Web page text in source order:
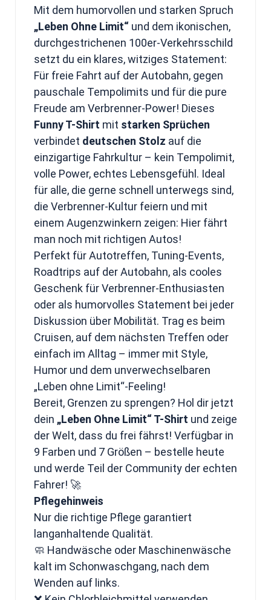
Mit dem humorvollen und starken Spruch
„Leben Ohne Limit“ und dem ikonischen,
durchgestrichenen 100er-Verkehrsschild
setzt du ein klares, witziges Statement:
Für freie Fahrt auf der Autobahn, gegen
pauschale Tempolimits und für die pure
Freude am Verbrenner-Power! Dieses
Funny T-Shirt mit starken Sprüchen
verbindet deutschen Stolz auf die
einzigartige Fahrkultur – kein Tempolimit,
volle Power, echtes Lebensgefühl. Ideal
für alle, die gerne schnell unterwegs sind,
die Verbrenner-Kultur feiern und mit
einem Augenzwinkern zeigen: Hier fährt
man noch mit richtigen Autos!
Perfekt für Autotreffen, Tuning-Events,
Roadtrips auf der Autobahn, als cooles
Geschenk für Verbrenner-Enthusiasten
oder als humorvolles Statement bei jeder
Diskussion über Mobilität. Trag es beim
Cruisen, auf dem nächsten Treffen oder
einfach im Alltag – immer mit Style,
Humor und dem unverwechselbaren
„Leben ohne Limit“-Feeling!
Bereit, Grenzen zu sprengen? Hol dir jetzt
dein „Leben Ohne Limit“ T-Shirt und zeige
der Welt, dass du frei fährst! Verfügbar in
9 Farben und 7 Größen – bestelle heute
und werde Teil der Community der echten
Fahrer! 🚀
Pflegehinweis
Nur die richtige Pflege garantiert
langanhaltende Qualität.
🧼 Handwäsche oder Maschinenwäsche
kalt im Schonwaschgang, nach dem
Wenden auf links.